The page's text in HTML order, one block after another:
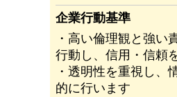
企業行動基準
・高い倫理観と強い
行動し、信用・信頼
・透明性を重視し、
的に行います